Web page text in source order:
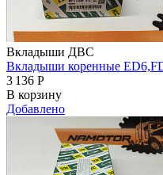
Вкладыши ДВС
Вкладыши коренные
3 136 Р
В корзину
Добавлено